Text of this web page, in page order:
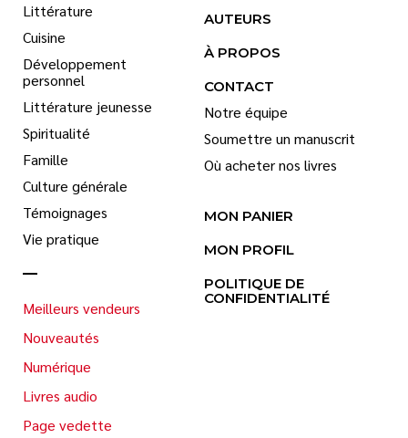
Littérature
Cuisine
Développement
personnel
Littérature jeunesse
Spiritualité
Famille
Culture générale
Témoignages
Vie pratique
Meilleurs vendeurs
Nouveautés
Numérique
Livres audio
Page vedette
AUTEURS
À PROPOS
CONTACT
Notre équipe
Soumettre un manuscrit
Où acheter nos livres
MON PANIER
MON PROFIL
POLITIQUE DE
CONFIDENTIALITÉ